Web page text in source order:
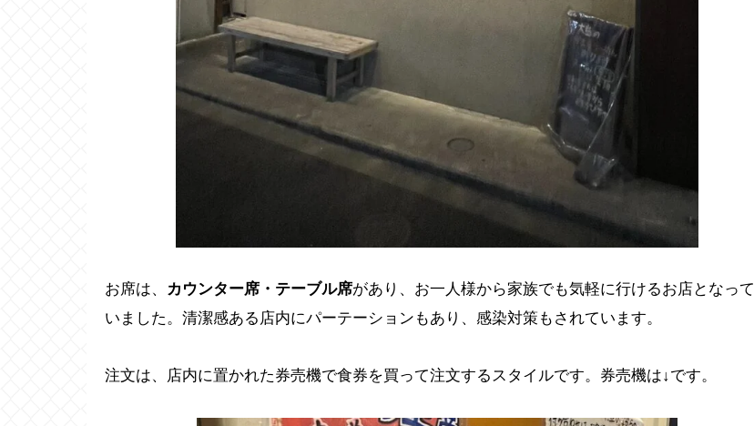
お席は、 カウンター席・テーブル席があり、お一人様から家族でも気軽に行けるお店となって
いました。清潔感ある店内にパーテーションもあり、感染対策もされています。
注文は、店内に置かれた券売機で食券を買って注文するスタイルです。券売機は↓です。